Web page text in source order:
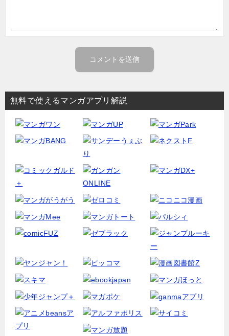
無料で使えるマンガアプリ解説